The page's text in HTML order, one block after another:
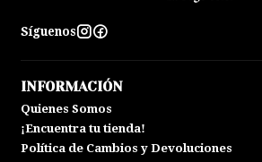
Síguenos
INFORMACIÓN
Quienes Somos
¡Encuentra tu tienda!
Política de Cambios y Devoluciones